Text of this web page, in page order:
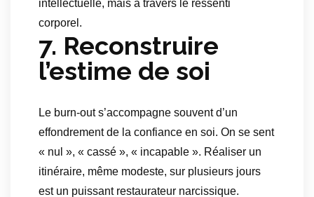
intellectuelle, mais à travers le ressenti
corporel.
7. Reconstruire
l’estime de soi
Le burn-out s’accompagne souvent d’un
effondrement de la confiance en soi. On se sent
« nul », « cassé », « incapable ». Réaliser un
itinéraire, même modeste, sur plusieurs jours
est un puissant restaurateur narcissique.